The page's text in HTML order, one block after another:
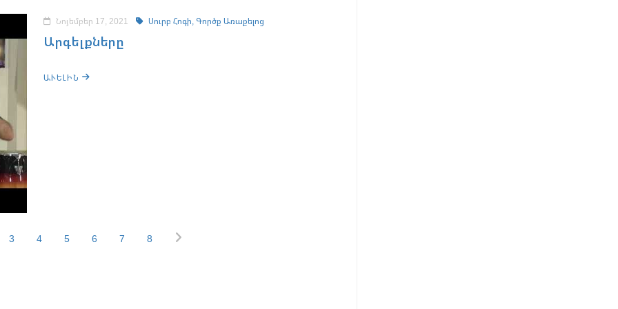
Նոյեմբեր 17, 2021 Սուրբ Հոգի, Գործք Առաքելոց
Արգելքները
ԱՒԵԼԻՆ
3 4 5 6 7 8